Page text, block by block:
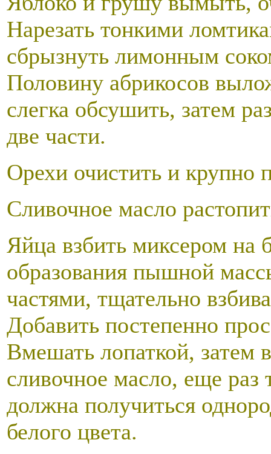
Нарезать тонкими
сбрызнуть лимонным
Половину абрикосов
слегка обсушить, затем
две части.
Орехи очистить и крупно
Сливочное масло
Яйца взбить миксером на
образования пышной
частями, тщательно
Добавить постепенно
Вмешать лопаткой, затем
сливочное масло, еще раз
должна получиться
белого цвета.